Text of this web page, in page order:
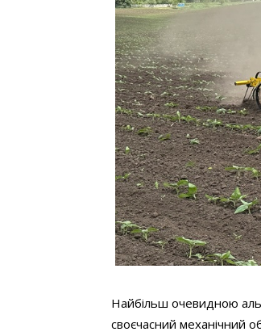
Найбільш очевидною
своєчасний механічний